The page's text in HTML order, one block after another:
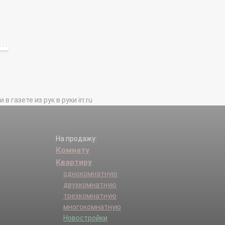
газете из рук в руки irr.ru
На продажу:
Комнату
Квартиру
однокомнатную
двухкомнатную
трехкомнатную
многокомнатную
Новостройки